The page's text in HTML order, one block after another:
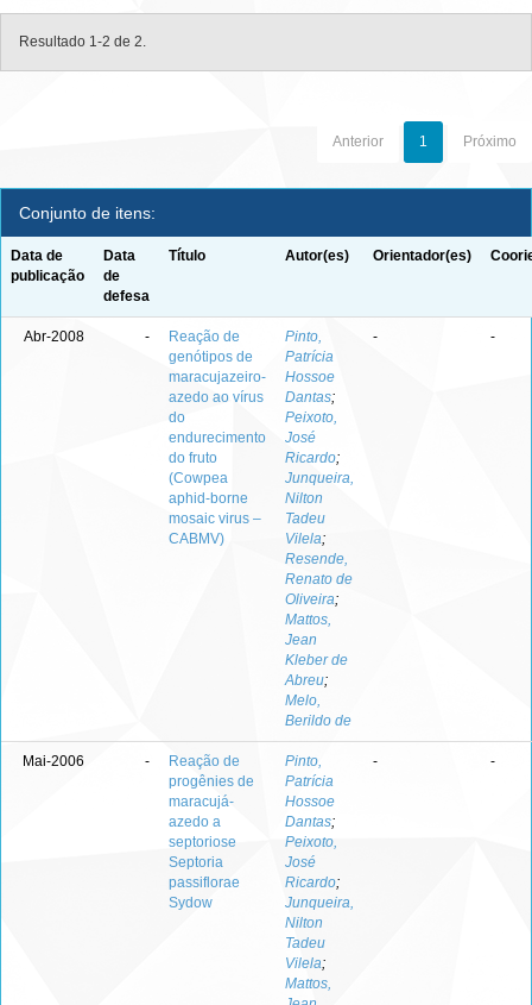
Resultado 1-2 de 2.
Anterior 1 Próximo
Conjunto de itens:
Data de
publicação
Data
de
defesa
Título Autor(es) Orientador(es)
Abr-2008 -
Reação de
genótipos de
maracujazeiro-
azedo ao vírus
do
endurecimento
do fruto
(Cowpea
aphid-borne
mosaic virus –
CABMV)
Pinto,
Patrícia
Hossoe
Dantas;
Peixoto,
José
Ricardo;
Junqueira,
Nilton
Tadeu
Vilela;
Resende,
Renato de
Oliveira;
Mattos,
Jean
Kleber de
Abreu;
Melo,
Berildo de
- -
Mai-2006 -
Reação de
progênies de
maracujá-
azedo a
septoriose
Septoria
passiflorae
Sydow
Pinto,
Patrícia
Hossoe
Dantas;
Peixoto,
José
Ricardo;
Junqueira,
Nilton
Tadeu
Vilela;
Mattos,
- -